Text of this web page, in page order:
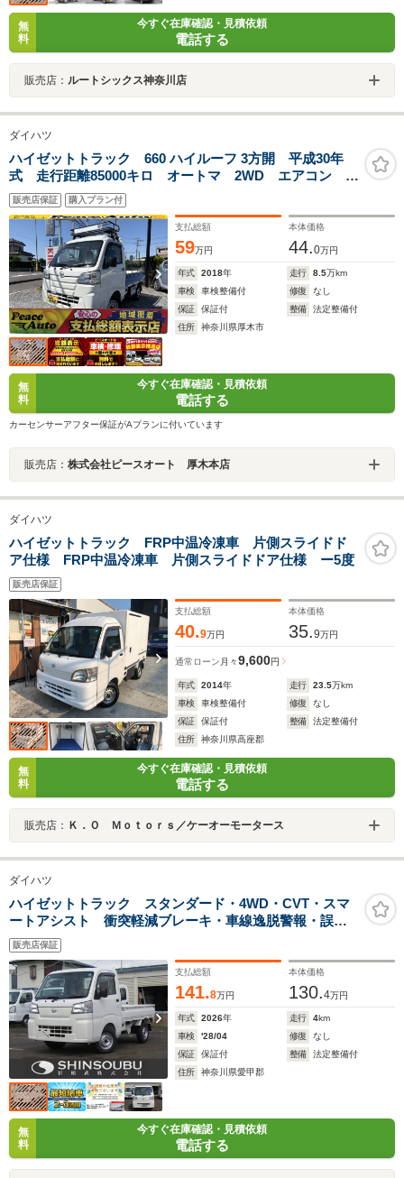
無
料
今すぐ在庫確認・見積依頼
電話する
販売店： ルートシックス神奈川店
ダイハツ
ハイゼットトラック 660 ハイルーフ 3方開 平成30年
式 走行距離85000キロ オートマ 2WD エアコン パ
ワステ タイミングチェーン 最大積載350キロ 3方
開 ライトレベライザー 修復歴無し
販売店保証 購入プラン付
支払総額
59万円
本体価格
44.0万円
年式 2018年 走行 8.5万km
車検
車検整備付 修復
なし
保証
保証付 整備
法定整備付
住所
神奈川県厚木市
無
料
今すぐ在庫確認・見積依頼
電話する
カーセンサーアフター保証がAプランに付いています
販売店： 株式会社ピースオート 厚木本店
ダイハツ
ハイゼットトラック FRP中温冷凍車 片側スライドド
ア仕様 FRP中温冷凍車 片側スライドドア仕様 ー5度
販売店保証
支払総額
40.9万円
本体価格
35.9万円
通常ローン 月々9,600円
年式 2014年 走行 23.5万km
車検
車検整備付 修復
なし
保証
保証付 整備
法定整備付
住所
神奈川県高座郡
無
料
今すぐ在庫確認・見積依頼
電話する
販売店： Ｋ．Ｏ Ｍｏｔｏｒｓ／ケーオーモータース
ダイハツ
ハイゼットトラック スタンダード・4WD・CVT・スマ
ートアシスト 衝突軽減ブレーキ・車線逸脱警報・誤発
進抑制機能・前後コーナーセンサー・ゴムマット・ドア
バイザー
販売店保証
支払総額
141.8万円
本体価格
130.4万円
年式 2026年 走行 4km
車検
'28/04 修復
なし
保証
保証付 整備
法定整備付
住所
神奈川県愛甲郡
無
料
今すぐ在庫確認・見積依頼
電話する